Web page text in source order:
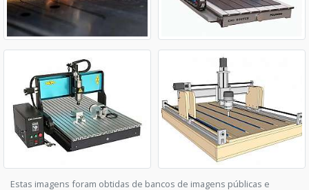
Estas imagens foram obtidas de bancos de imagens públicas e